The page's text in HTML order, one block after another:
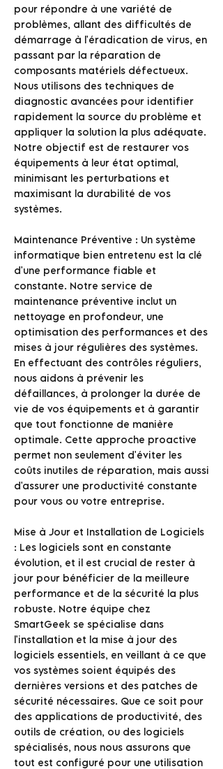
pour répondre à une variété de
problèmes, allant des difficultés de
démarrage à l'éradication de virus, en
passant par la réparation de
composants matériels défectueux.
Nous utilisons des techniques de
diagnostic avancées pour identifier
rapidement la source du problème et
appliquer la solution la plus adéquate.
Notre objectif est de restaurer vos
équipements à leur état optimal,
minimisant les perturbations et
maximisant la durabilité de vos
systèmes.
Maintenance Préventive : Un système
informatique bien entretenu est la clé
d'une performance fiable et
constante. Notre service de
maintenance préventive inclut un
nettoyage en profondeur, une
optimisation des performances et des
mises à jour régulières des systèmes.
En effectuant des contrôles réguliers,
nous aidons à prévenir les
défaillances, à prolonger la durée de
vie de vos équipements et à garantir
que tout fonctionne de manière
optimale. Cette approche proactive
permet non seulement d'éviter les
coûts inutiles de réparation, mais aussi
d'assurer une productivité constante
pour vous ou votre entreprise.
Mise à Jour et Installation de Logiciels
: Les logiciels sont en constante
évolution, et il est crucial de rester à
jour pour bénéficier de la meilleure
performance et de la sécurité la plus
robuste. Notre équipe chez
SmartGeek se spécialise dans
l'installation et la mise à jour des
logiciels essentiels, en veillant à ce que
vos systèmes soient équipés des
dernières versions et des patches de
sécurité nécessaires. Que ce soit pour
des applications de productivité, des
outils de création, ou des logiciels
spécialisés, nous nous assurons que
tout est configuré pour une utilisation